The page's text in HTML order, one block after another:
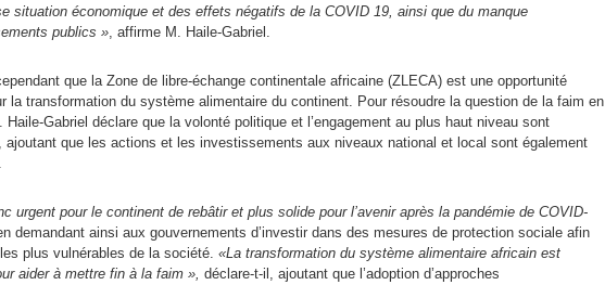
situation économique et des effets négatifs de la COVID 19, ainsi que du manque
publics », affirme M. Haile-Gabriel.
que la Zone de libre-échange continentale africaine (ZLECA) est une opportunité
la transformation du système alimentaire du continent. Pour résoudre la question de la faim en
Haile-Gabriel déclare que la volonté politique et l’engagement au plus haut niveau sont
ajoutant que les actions et les investissements aux niveaux national et local sont également
urgent pour le continent de rebâtir et plus solide pour l’avenir après la pandémie de COVID-
demandant ainsi aux gouvernements d’investir dans des mesures de protection sociale afin
plus vulnérables de la société. «La transformation du système alimentaire africain est
aider à mettre fin à la faim », déclare-t-il, ajoutant que l’adoption d’approches